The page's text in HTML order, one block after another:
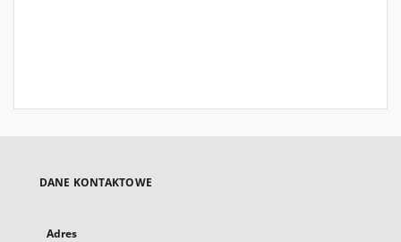
DANE KONTAKTOWE
Adres